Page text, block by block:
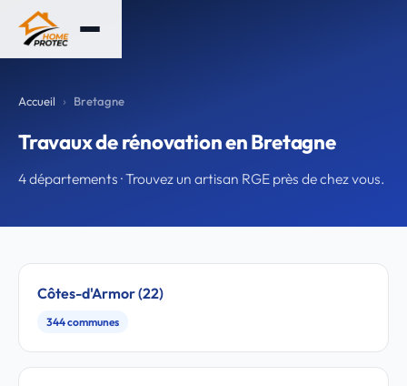
Accueil Bretagne
Travaux de rénovation en Bretagne
4 départements · Trouvez un artisan RGE près de chez vous.
Côtes-d'Armor (22)
344 communes